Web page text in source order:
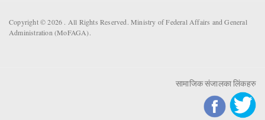
Copyright © 2026 . All Rights Reserved. Ministry of Federal Affairs and General
Administration (MoFAGA).
सामाजिक संजालका लिंकहरु